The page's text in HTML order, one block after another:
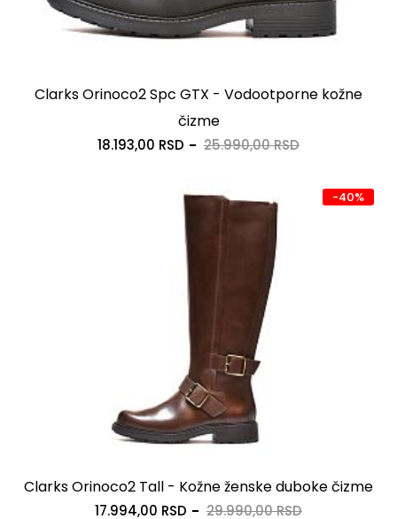
Clarks Orinoco2 Spc GTX - Vodootporne kožne
čizme
18.193,00 RSD 25.990,00 RSD
-40%
Clarks Orinoco2 Tall - Kožne ženske duboke čizme
17.994,00 RSD 29.990,00 RSD